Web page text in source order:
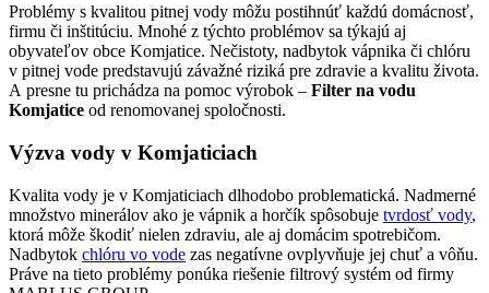
Problémy s kvalitou pitnej vody môžu postihnúť každú domácnosť,
firmu či inštitúciu. Mnohé z týchto problémov sa týkajú aj
obyvateľov obce Komjatice. Nečistoty, nadbytok vápnika či chlóru
v pitnej vode predstavujú závažné riziká pre zdravie a kvalitu života.
A presne tu prichádza na pomoc výrobok – Filter na vodu
Komjatice od renomovanej spoločnosti.
Výzva vody v Komjaticiach
Kvalita vody je v Komjaticiach dlhodobo problematická. Nadmerné
množstvo minerálov ako je vápnik a horčík spôsobuje tvrdosť vody,
ktorá môže škodiť nielen zdraviu, ale aj domácim spotrebičom.
Nadbytok chlóru vo vode zas negatívne ovplyvňuje jej chuť a vôňu.
Práve na tieto problémy ponúka riešenie filtrový systém od firmy